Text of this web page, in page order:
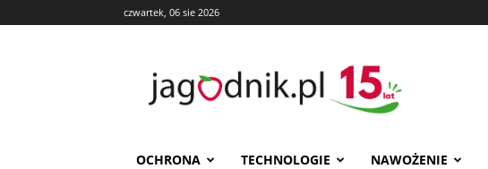
czwartek, 06 sie 2026
OCHRONA TECHNOLOGIE NAWOŻENIE